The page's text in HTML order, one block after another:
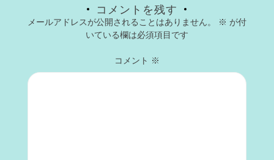
コメントを残す
メールアドレスが公開されることはありません。 ※ が付
いている欄は必須項目です
コメント ※